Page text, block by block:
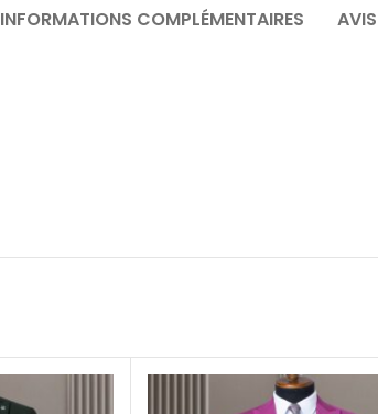
INFORMATIONS COMPLÉMENTAIRES